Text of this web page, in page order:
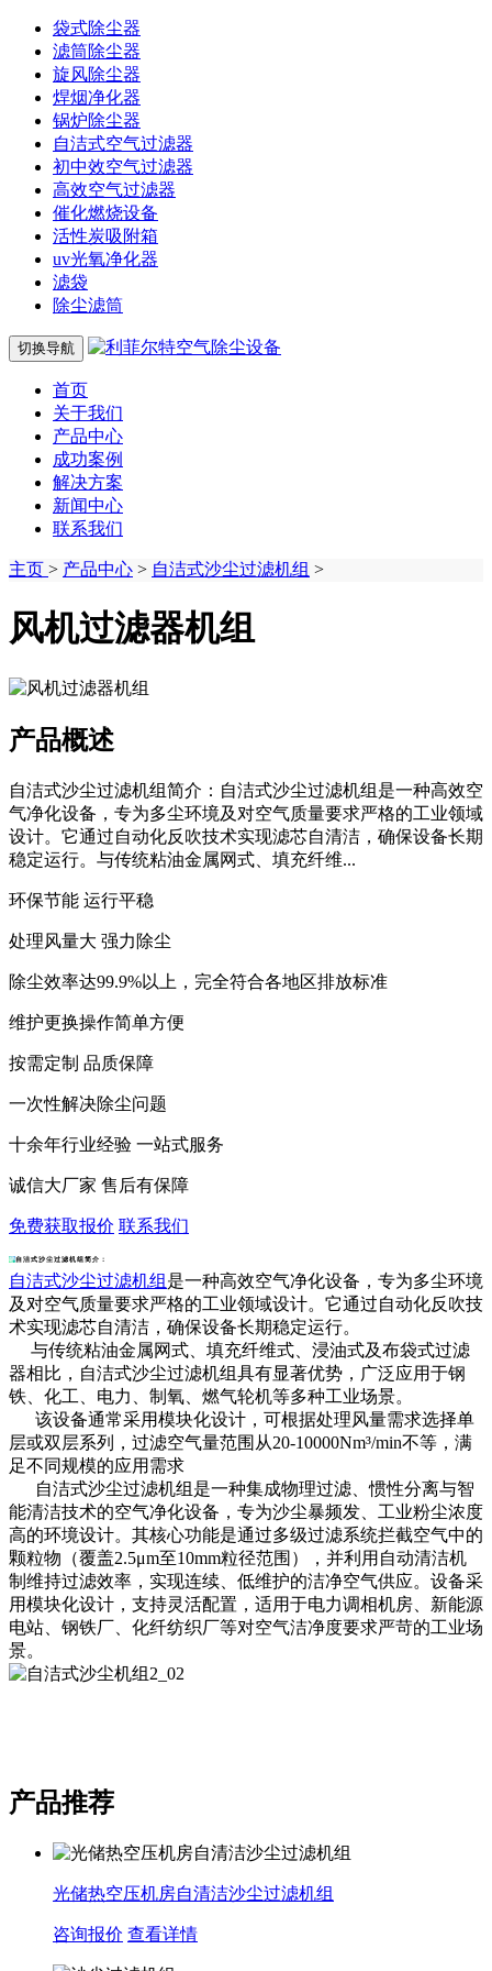
袋式除尘器
滤筒除尘器
旋风除尘器
焊烟净化器
锅炉除尘器
自洁式空气过滤器
初中效空气过滤器
高效空气过滤器
催化燃烧设备
活性炭吸附箱
uv光氧净化器
滤袋
除尘滤筒
切换导航
首页
关于我们
产品中心
成功案例
解决方案
新闻中心
联系我们
主页 > 产品中心 > 自洁式沙尘过滤机组 >
风机过滤器机组
产品概述
自洁式沙尘过滤机组简介：自洁式沙尘过滤机组是一种高效空
气净化设备，专为多尘环境及对空气质量要求严格的工业领域
设计。它通过自动化反吹技术实现滤芯自清洁，确保设备长期
稳定运行。与传统粘油金属网式、填充纤维...
环保节能 运行平稳
处理风量大 强力除尘
除尘效率达99.9%以上，完全符合各地区排放标准
维护更换操作简单方便
按需定制 品质保障
一次性解决除尘问题
十余年行业经验 一站式服务
诚信大厂家 售后有保障
免费获取报价 联系我们
自洁式沙尘过滤机组简介：
自洁式沙尘过滤机组 是一种高效空气净化设备，专为多尘环境
及对空气质量要求严格的工业领域设计。它通过自动化反吹技
术实现滤芯自清洁，确保设备长期稳定运行。
与传统粘油金属网式、填充纤维式、浸油式及布袋式过滤
器相比，自洁式沙尘过滤机组具有显著优势，广泛应用于钢
铁、化工、电力、制氧、燃气轮机等多种工业场景。
该设备通常采用模块化设计，可根据处理风量需求选择单
层或双层系列，过滤空气量范围从20-10000Nm³/min不等，满
足不同规模的应用需求
自洁式沙尘过滤机组是一种集成物理过滤、惯性分离与智
能清洁技术的空气净化设备，专为沙尘暴频发、工业粉尘浓度
高的环境设计。其核心功能是通过多级过滤系统拦截空气中的
颗粒物（覆盖2.5μm至10mm粒径范围），并利用自动清洁机
制维持过滤效率，实现连续、低维护的洁净空气供应。设备采
用模块化设计，支持灵活配置，适用于电力调相机房、新能源
电站、钢铁厂、化纤纺织厂等对空气洁净度要求严苛的工业场
景。
产品推荐
光储热空压机房自清洁沙尘过滤机组
咨询报价 查看详情